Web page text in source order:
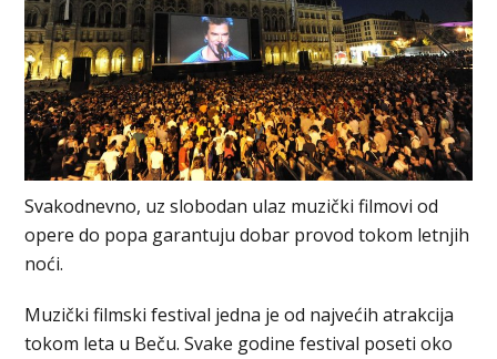
Svakodnevno, uz slobodan ulaz muzički filmovi od
opere do popa garantuju dobar provod tokom letnjih
noći.
Muzički filmski festival jedna je od najvećih atrakcija
tokom leta u Beču. Svake godine festival poseti oko